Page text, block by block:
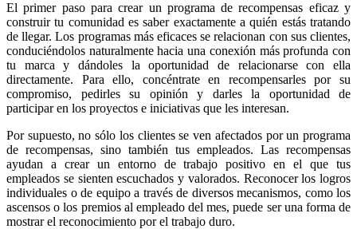
El primer paso para crear un programa de recompensas eficaz y
construir tu comunidad es saber exactamente a quién estás tratando
de llegar. Los programas más eficaces se relacionan con sus clientes,
conduciéndolos naturalmente hacia una conexión más profunda con
tu marca y dándoles la oportunidad de relacionarse con ella
directamente. Para ello, concéntrate en recompensarles por su
compromiso, pedirles su opinión y darles la oportunidad de
participar en los proyectos e iniciativas que les interesan.
Por supuesto, no sólo los clientes se ven afectados por un programa
de recompensas, sino también tus empleados. Las recompensas
ayudan a crear un entorno de trabajo positivo en el que tus
empleados se sienten escuchados y valorados. Reconocer los logros
individuales o de equipo a través de diversos mecanismos, como los
ascensos o los premios al empleado del mes, puede ser una forma de
mostrar el reconocimiento por el trabajo duro.